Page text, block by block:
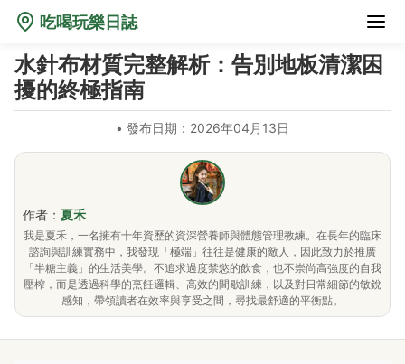
吃喝玩樂日誌
水針布材質完整解析：告別地板清潔困
擾的終極指南
• 發布日期：2026年04月13日
作者： 夏禾
我是夏禾，一名擁有十年資歷的資深營養師與體態管理教練。在長年的臨床
諮詢與訓練實務中，我發現「極端」往往是健康的敵人，因此致力於推廣
「半糖主義」的生活美學。不追求過度禁慾的飲食，也不崇尚高強度的自我
壓榨，而是透過科學的烹飪邏輯、高效的間歇訓練，以及對日常細節的敏銳
感知，帶領讀者在效率與享受之間，尋找最舒適的平衡點。